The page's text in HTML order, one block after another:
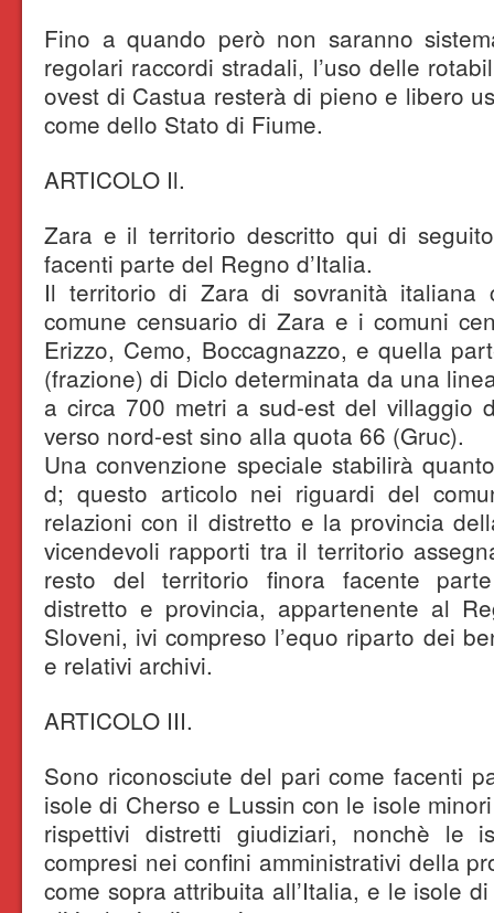
Fino a quando però non saranno
regolari raccordi stradali, l’uso delle
ovest di Castua resterà di pieno e libero
come dello Stato di Fiume.
ARTICOLO Il.
Zara e il territorio descritto qui di
facenti parte del Regno d’Italia.
Il territorio di Zara di sovranità italiana
comune censuario di Zara e i comuni
Erizzo, Cemo, Boccagnazzo, e quella
(frazione) di Diclo determinata da una
a circa 700 metri a sud-est del villaggio
verso nord-est sino alla quota 66 (Gruc).
Una convenzione speciale stabilirà
d; questo articolo nei riguardi del
relazioni con il distretto e la provincia
vicendevoli rapporti tra il territorio
resto del territorio finora facente
distretto e provincia, appartenente al
Sloveni, ivi compreso l’equo riparto dei
e relativi archivi.
ARTICOLO III.
Sono riconosciute del pari come facenti
isole di Cherso e Lussin con le isole
rispettivi distretti giudiziari, nonchè le
compresi nei confini amministrativi della
come sopra attribuita all’Italia, e le isole